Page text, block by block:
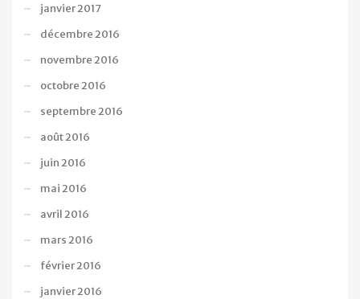
janvier 2017
décembre 2016
novembre 2016
octobre 2016
septembre 2016
août 2016
juin 2016
mai 2016
avril 2016
mars 2016
février 2016
janvier 2016